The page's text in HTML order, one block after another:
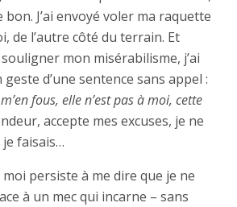
bon. J’ai envoyé voler ma raquette
de l’autre côté du terrain. Et
mon misérabilisme, j’ai
d’une sentence sans appel :
fous, elle n’est pas à moi, cette
accepte mes excuses, je ne
je faisais…
persiste à me dire que je ne
à un mec qui incarne – sans